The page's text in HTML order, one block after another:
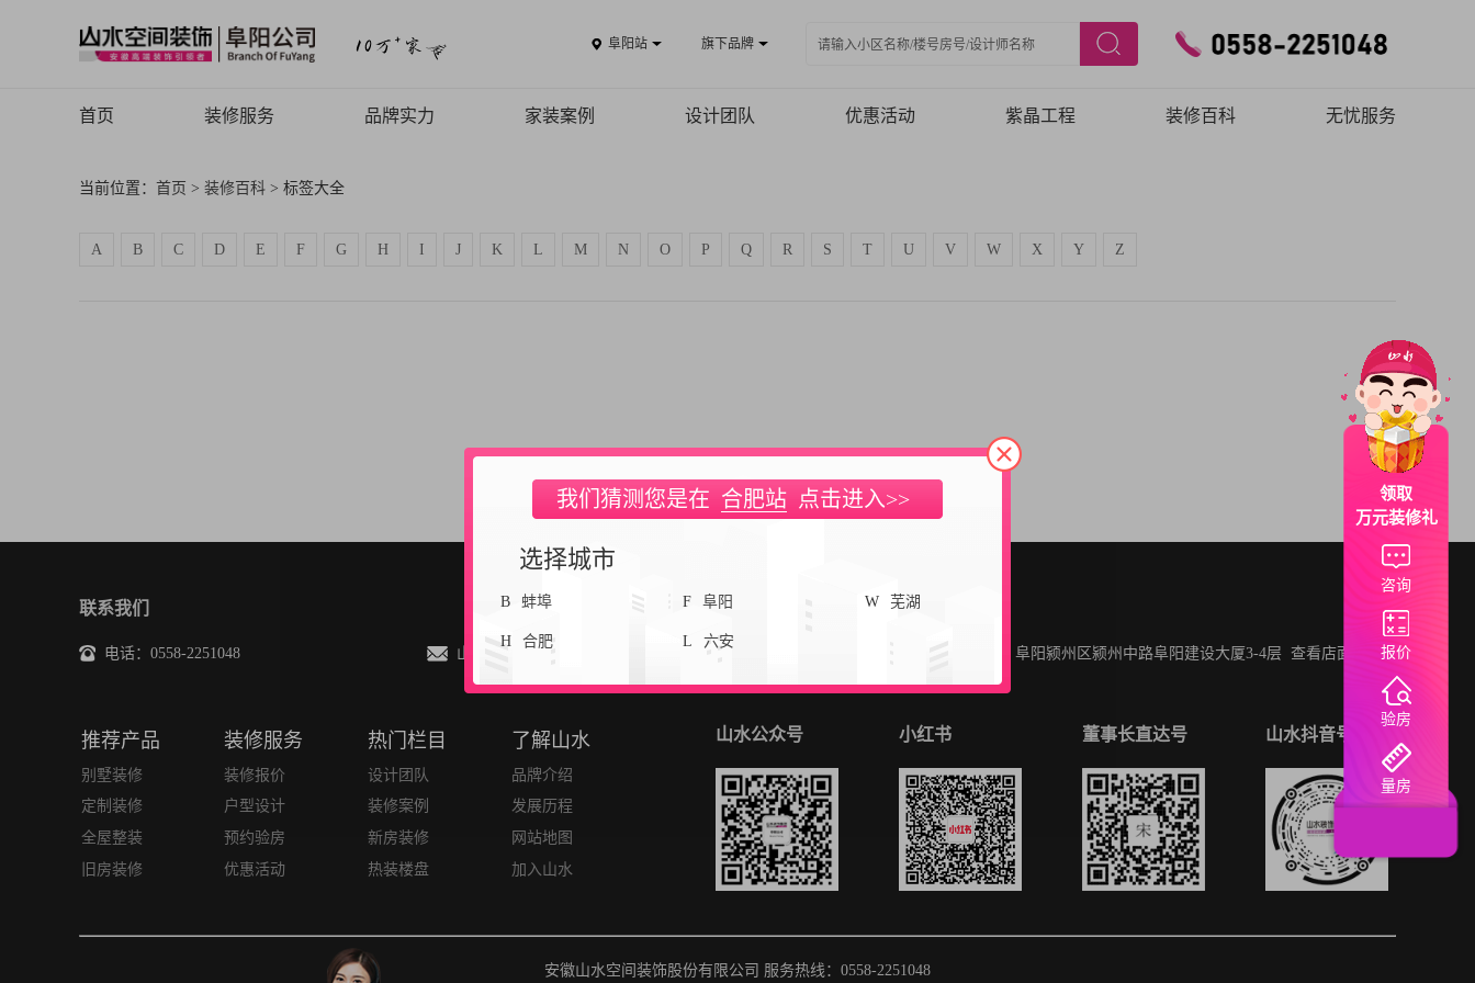
阜阳站 旗下品牌
首页 装修服务 品牌实力 家装案例 设计团队 优惠活动 紫晶工程 装修百科 无忧服务
当前位置： 首页 > 装修百科 > 标签大全
A B C D E F G H I J K L M N O P Q R S T U V W X Y Z
联系我们
电话：0558-2251048 山水总裁邮箱(投诉/建议)：shanshui@sshui.cn 地址：阜阳颍州区颍州中路阜阳建设大厦3-4层 查看店面地址 >
推荐产品 装修服务 热门栏目 了解山水
别墅装修 装修报价 设计团队
品牌介绍
定制装修
户型设计 装修案例
发展历程
全屋整装
预约验房 新房装修
网站地图
旧房装修
优惠活动 热装楼盘 加入山水
山水公众号 小红书 董事长直达号 山水抖音号
安徽山水空间装饰股份有限公司 服务热线：0558-2251048
我们猜测您是在 合肥站 点击进入>>
选择城市
B 蚌埠 F 阜阳 W 芜湖
H 合肥 L 六安
领取
万元装修礼
咨询
报价
验房
量房